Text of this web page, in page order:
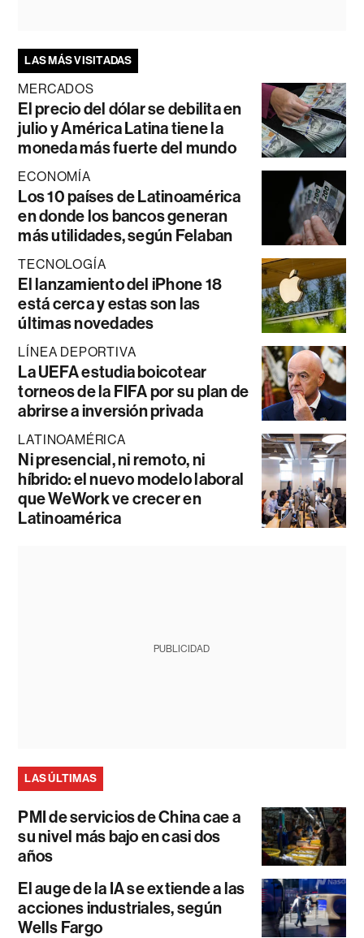
LAS MÁS VISITADAS
MERCADOS
El precio del dólar se debilita en
julio y América Latina tiene la
moneda más fuerte del mundo
ECONOMÍA
Los 10 países de Latinoamérica
en donde los bancos generan
más utilidades, según Felaban
TECNOLOGÍA
El lanzamiento del iPhone 18
está cerca y estas son las
últimas novedades
LÍNEA DEPORTIVA
La UEFA estudia boicotear
torneos de la FIFA por su plan de
abrirse a inversión privada
LATINOAMÉRICA
Ni presencial, ni remoto, ni
híbrido: el nuevo modelo laboral
que WeWork ve crecer en
Latinoamérica
PUBLICIDAD
LAS ÚLTIMAS
PMI de servicios de China cae a
su nivel más bajo en casi dos
años
El auge de la IA se extiende a las
acciones industriales, según
Wells Fargo